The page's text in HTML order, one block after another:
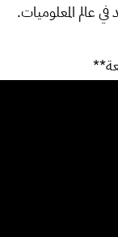
المعلوميات.